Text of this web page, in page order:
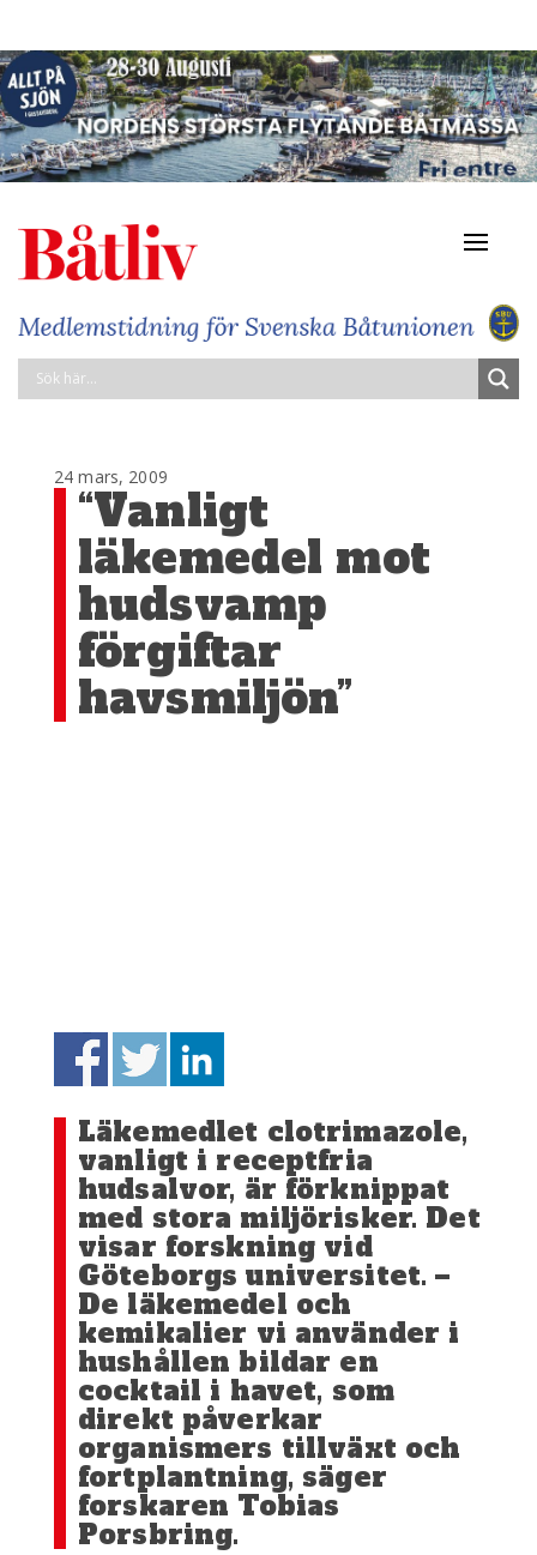
24 mars, 2009
“Vanligt
läkemedel mot
hudsvamp
förgiftar
havsmiljön”
Läkemedlet clotrimazole,
vanligt i receptfria
hudsalvor, är förknippat
med stora miljörisker. Det
visar forskning vid
Göteborgs universitet. –
De läkemedel och
kemikalier vi använder i
hushållen bildar en
cocktail i havet, som
direkt påverkar
organismers tillväxt och
fortplantning, säger
forskaren Tobias
Porsbring.